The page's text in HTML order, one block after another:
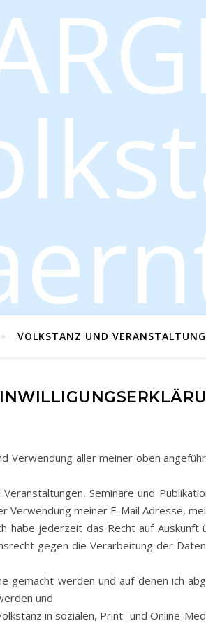
Volkstanz in Kärnten
VOLKSTANZ UND
Verwendung aller meiner oben
Seminare und
Verwendung meiner E-Mail Adresse,
jederzeit das Recht auf Auskunft
gegen die Verarbeitung der
gemacht werden und auf denen ich
und
in sozialen, Print- und Online-